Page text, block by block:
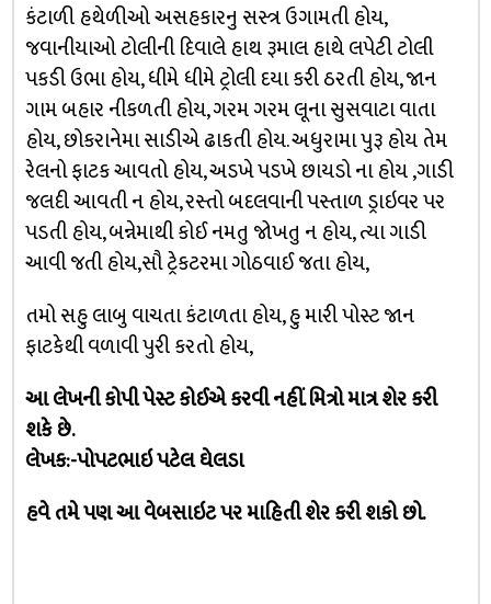
કંટાળી હથેળીઓ અસહકારનુ સસ્ત્ર ઉગામતી હોય,
જવાનીયાઓ ટોલીની દિવાલે હાથ રૂમાલ હાથે લપેટી ટોલી
પકડી ઉભા હોય, ધીમે ધીમે ટ્રોલી દયા કરી ઠરતી હોય, જાન
ગામ બહાર નીકળતી હોય, ગરમ ગરમ લૂના સુસવાટા વાતા
હોય, છોકરાનેમા સાડીએ ઢાકતી હોય. અધુરામા પુરૂ હોય તેમ
રેલનો ફાટક આવતો હોય, અડખે પડખે છાયડો ના હોય ,ગાડી
જલદી આવતી ન હોય, રસ્તો બદલવાની પસ્તાળ ડ્રાઇવર પર
પડતી હોય, બન્નેમાથી કોઈ નમતુ જોખતુ ન હોય, ત્યા ગાડી
આવી જતી હોય,સૌ ટ્રેકટરમા ગોઠવાઈ જતા હોય,
તમો સહુ લાબુ વાચતા કંટાળતા હોય, હુ મારી પોસ્ટ જાન
ફાટકેથી વળાવી પુરી કરતો હોય,
આ લેખની કોપી પેસ્ટ કોઈએ કરવી નહીં. મિત્રો માત્ર શેર કરી
શકે છે.
લેખક:-પોપટભાઇ પટેલ ઘેલડા
હવે તમે પણ આ વેબસાઇટ પર માહિતી શેર કરી શકો છો.